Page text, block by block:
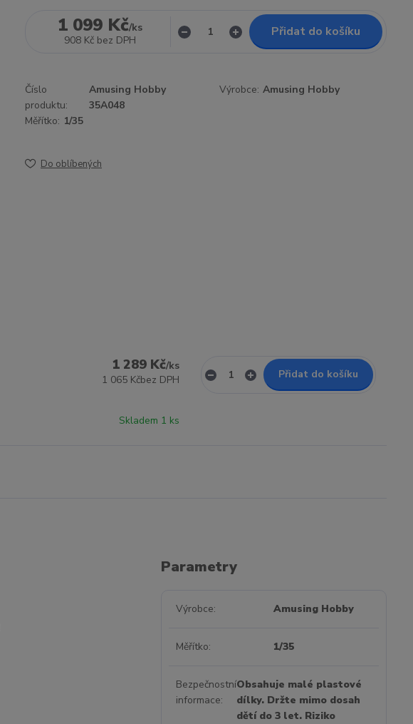
1 099 Kč/ks
908 Kč bez DPH
Přidat do košíku
Číslo
produktu:
Amusing Hobby
35A048
Výrobce: Amusing Hobby
Měřítko: 1/35
Do oblíbených
1 289 Kč/ks
1 065 Kčbez DPH
Skladem 1 ks
Přidat do košíku
Parametry
Výrobce Amusing Hobby
Měřítko 1/35
Bezpečnostní
informace
Obsahuje malé plastové
dílky. Držte mimo dosah
dětí do 3 let. Riziko